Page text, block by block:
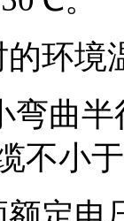
的环境
弯曲半
不小